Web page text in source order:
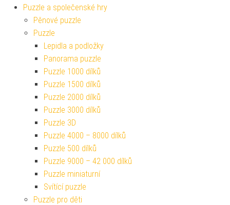
Puzzle a společenské hry
Pěnové puzzle
Puzzle
Lepidla a podložky
Panorama puzzle
Puzzle 1000 dílků
Puzzle 1500 dílků
Puzzle 2000 dílků
Puzzle 3000 dílků
Puzzle 3D
Puzzle 4000 – 8000 dílků
Puzzle 500 dílků
Puzzle 9000 – 42 000 dílků
Puzzle miniaturní
Svítící puzzle
Puzzle pro děti